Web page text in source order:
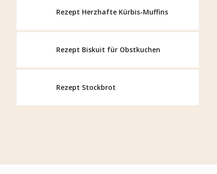
Rezept Herzhafte Kürbis-Muffins
Rezept Biskuit für Obstkuchen
Rezept Stockbrot